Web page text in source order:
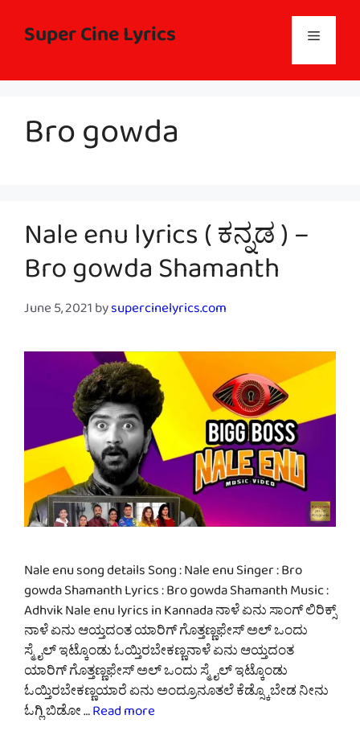
contentSuper Cine Lyrics Menu
Bro gowda
Nale enu lyrics ( ಕನ್ನಡ ) –
Bro gowda Shamanth
June 5, 2021bysupercinelyrics.com
Nale enu song details Song : Nale enu Singer : Bro
gowda Shamanth Lyrics : Bro gowda Shamanth Music :
Adhvik Nale enu lyrics in Kannada ನಾಳೆ ಏನು ಸಾಂಗ್ ಲಿರಿಕ್ಸ್
ನಾಳೆ ಏನು ಆಯ್ತದಂತ ಯಾರಿಗ್ ಗೊತ್ತಣ್ಣಫೇಸ್ ಅಲ್ ಒಂದು
ಸ್ಮೈಲ್ ಇಟ್ಕೊಂಡು ಓಯ್ತಿರಬೇಕಣ್ಣನಾಳೆ ಏನು ಆಯ್ತದಂತ
ಯಾರಿಗ್ ಗೊತ್ತಣ್ಣಫೇಸ್ ಅಲ್ ಒಂದು ಸ್ಮೈಲ್ ಇಟ್ಕೊಂಡು
ಓಯ್ತಿರಬೇಕಣ್ಣಯಾರೆ ಏನು ಅಂದ್ರೂನೂತಲೆ ಕೆಡ್ಸ್ಕೊಬೇಡ ನೀನು
ಓಗ್ಲಿ ಬಿಡೋ …Read more